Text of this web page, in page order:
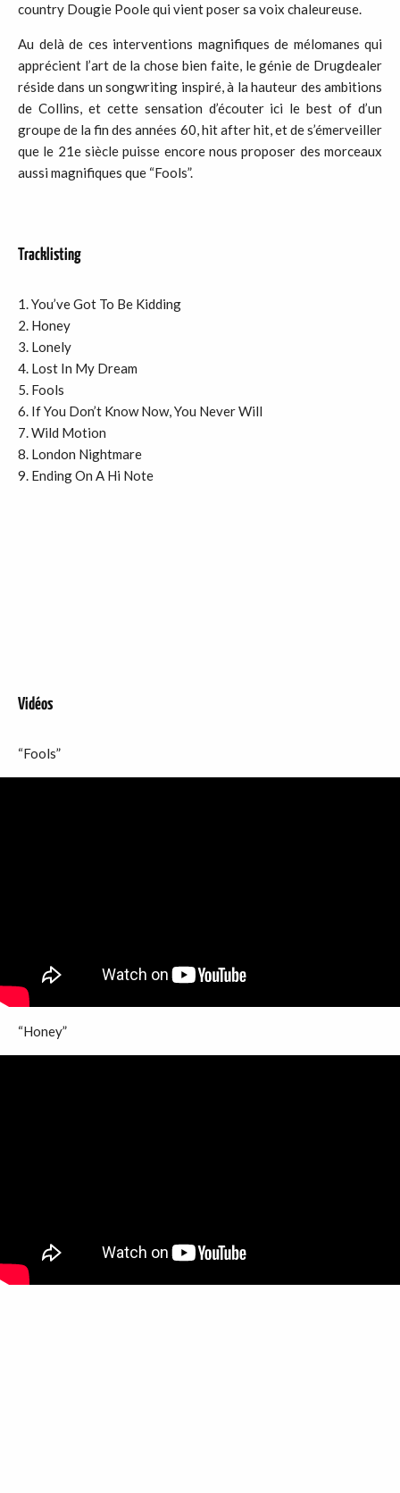
country Dougie Poole qui vient poser sa voix chaleureuse.
Au delà de ces interventions magnifiques de mélomanes qui
apprécient l’art de la chose bien faite, le génie de Drugdealer
réside dans un songwriting inspiré, à la hauteur des ambitions
de Collins, et cette sensation d’écouter ici le best of d’un
groupe de la fin des années 60, hit after hit, et de s’émerveiller
que le 21e siècle puisse encore nous proposer des morceaux
aussi magnifiques que “Fools”.
Tracklisting
You’ve Got To Be Kidding
Honey
Lonely
Lost In My Dream
Fools
If You Don’t Know Now, You Never Will
Wild Motion
London Nightmare
Ending On A Hi Note
Vidéos
“Fools”
“Honey”